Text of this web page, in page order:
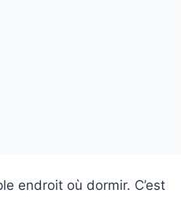
endroit où dormir. C’est